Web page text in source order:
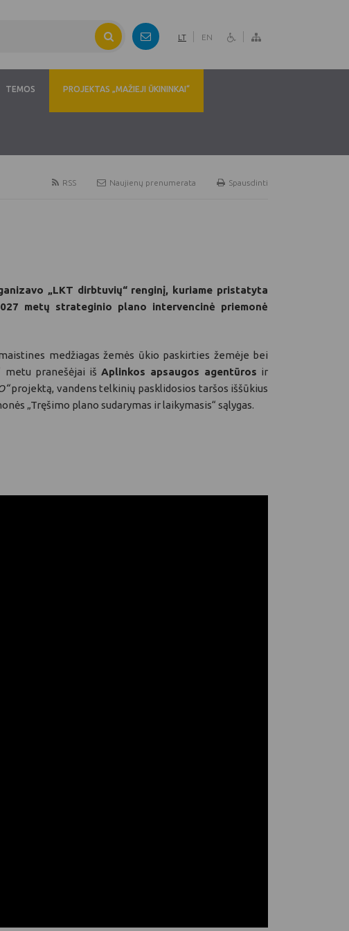
LT EN
TEMOS PROJEKTAS „MAŽIEJI ŪKININKAI“
Spausdinti
Naujienų prenumerata
RSS
„LKT dirbtuvių“ renginį, kuriame pristatyta
metų strateginio plano intervencinė priemonė
medžiagas žemės ūkio paskirties žemėje bei
metu pranešėjai iš Aplinkos apsaugos agentūros ir
projektą, vandens telkinių pasklidosios taršos iššūkius
„Tręšimo plano sudarymas ir laikymasis“ sąlygas.